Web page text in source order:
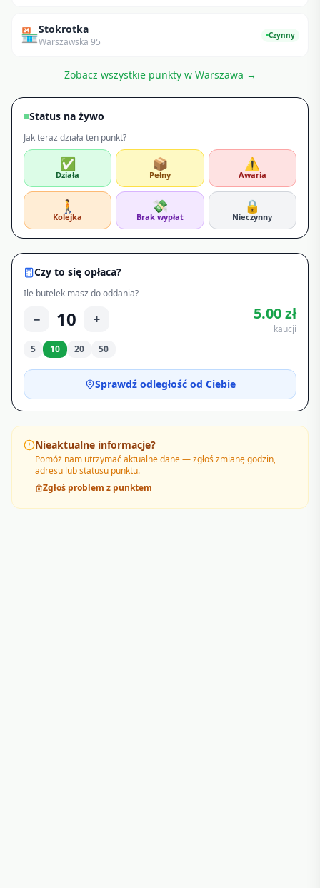
🏪Stokrotka
Warszawska 95
Czynny
Zobacz wszystkie punkty w Warszawa →
Status na żywo
Jak teraz działa ten punkt?
✅
Działa
📦
Pełny
⚠️
Awaria
🚶
Kolejka
💸
Brak wypłat
🔒
Nieczynny
Czy to się opłaca?
Ile butelek masz do oddania?
− 10 + 5.00zł
kaucji
5
10 20 50
Sprawdź odległość od Ciebie
Nieaktualne informacje?
Pomóż nam utrzymać aktualne dane — zgłoś zmianę godzin,
adresu lub statusu punktu.
Zgłoś problem z punktem